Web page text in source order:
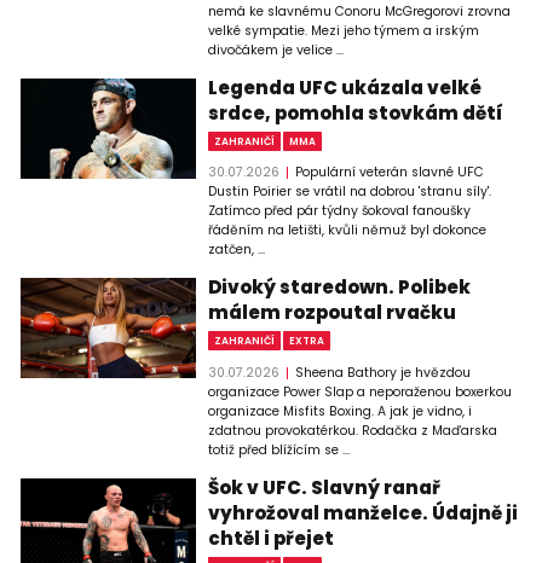
nemá ke slavnému Conoru McGregorovi zrovna
velké sympatie. Mezi jeho týmem a irským
divočákem je velice ...
Legenda UFC ukázala velké
srdce, pomohla stovkám dětí
ZAHRANIČÍ MMA
30.07.2026
Populární veterán slavné UFC
Dustin Poirier se vrátil na dobrou 'stranu síly'.
Zatímco před pár týdny šokoval fanoušky
řáděním na letišti, kvůli němuž byl dokonce
zatčen, ...
Divoký staredown. Polibek
málem rozpoutal rvačku
ZAHRANIČÍ EXTRA
30.07.2026
Sheena Bathory je hvězdou
organizace Power Slap a neporaženou boxerkou
organizace Misfits Boxing. A jak je vidno, i
zdatnou provokatérkou. Rodačka z Maďarska
totiž před blížícím se ...
Šok v UFC. Slavný ranař
vyhrožoval manželce. Údajně ji
chtěl i přejet